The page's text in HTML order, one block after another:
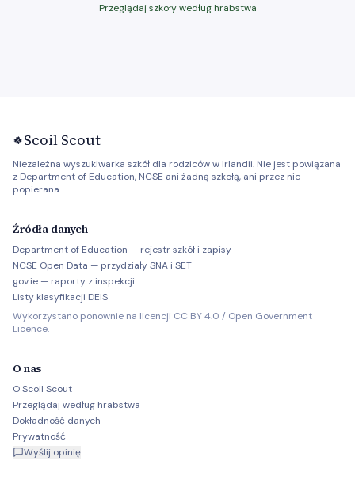
Przeglądaj szkoły według hrabstwa
🍀Scoil Scout
Niezależna wyszukiwarka szkół dla rodziców w Irlandii. Nie jest powiązana
z Department of Education, NCSE ani żadną szkołą, ani przez nie
popierana.
Źródła danych
Department of Education — rejestr szkół i zapisy
NCSE Open Data — przydziały SNA i SET
gov.ie — raporty z inspekcji
Listy klasyfikacji DEIS
Wykorzystano ponownie na licencji CC BY 4.0 / Open Government
Licence.
O nas
O Scoil Scout
Przeglądaj według hrabstwa
Dokładność danych
Prywatność
Wyślij opinię